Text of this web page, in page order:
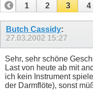
1 2 3 4
Butch Cassidy:
27.03.2002 15:27
Sehr, sehr schöne
Last von heute ab mit
ich kein Instrument
der Darmflöte), sonst